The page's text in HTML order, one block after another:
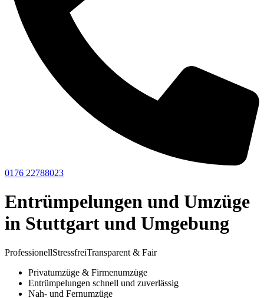
0176 22788023
Entrümpelungen und Umzüge
in Stuttgart und Umgebung
ProfessionellStressfreiTransparent & Fair
Privatumzüge & Firmenumzüge
Entrümpelungen schnell und zuverlässig
Nah- und Fernumzüge